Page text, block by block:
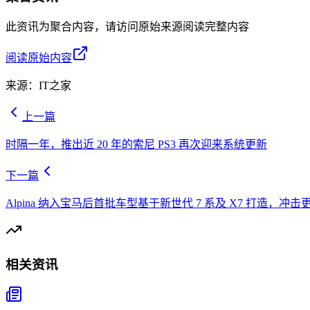
此资讯为聚合内容，请访问原始来源阅读完整内容
阅读原始内容
来源： IT之家
上一篇
时隔一年，推出近 20 年的索尼 PS3 再次迎来系统更新
下一篇
Alpina 纳入宝马后首批车型基于新世代 7 系及 X7 打造，冲击
相关资讯